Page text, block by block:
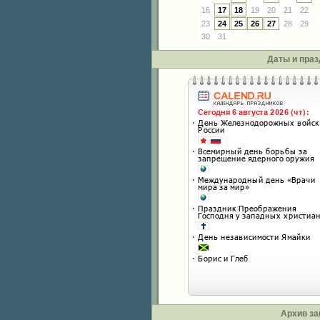
16
17 18 19 20 21
22
23
24 25 26 27 28
29
30
31
Даты и
Архив